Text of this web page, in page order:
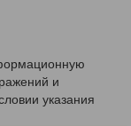
и
указания